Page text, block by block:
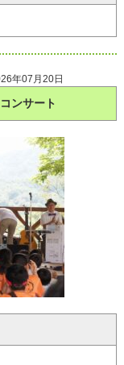
年07月20日
ンサート